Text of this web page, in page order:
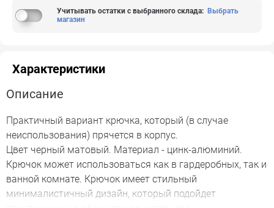
Учитывать остатки с выбранного склада: Выбрать
магазин
Характеристики
Описание
Практичный вариант крючка, который (в случае
неиспользования) прячется в корпус.
Цвет черный матовый. Материал - цинк-алюминий.
Крючок может использоваться как в гардеробных, так и
ванной комнате. Крючок имеет стильный
минималистичный дизайн, который подойдет